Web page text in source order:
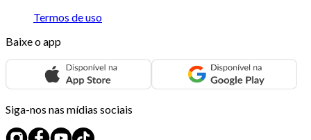
Termos de uso
Baixe o app
Siga-nos nas mídias sociais